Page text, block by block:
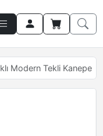
Modern Tekli Kanepe